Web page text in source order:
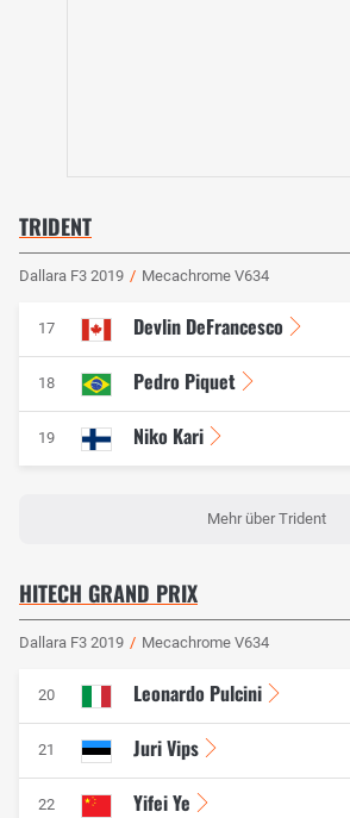
TRIDENT
Dallara F3 2019 / Mecachrome V634
17 Devlin DeFrancesco
18 Pedro Piquet
19 Niko Kari
Mehr über Trident
HITECH GRAND PRIX
Dallara F3 2019 / Mecachrome V634
20 Leonardo Pulcini
21 Juri Vips
22 Yifei Ye